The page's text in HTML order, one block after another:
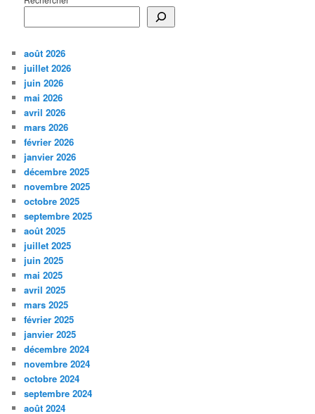
août 2026
juillet 2026
juin 2026
mai 2026
avril 2026
mars 2026
février 2026
janvier 2026
décembre 2025
novembre 2025
octobre 2025
septembre 2025
août 2025
juillet 2025
juin 2025
mai 2025
avril 2025
mars 2025
février 2025
janvier 2025
décembre 2024
novembre 2024
octobre 2024
septembre 2024
août 2024